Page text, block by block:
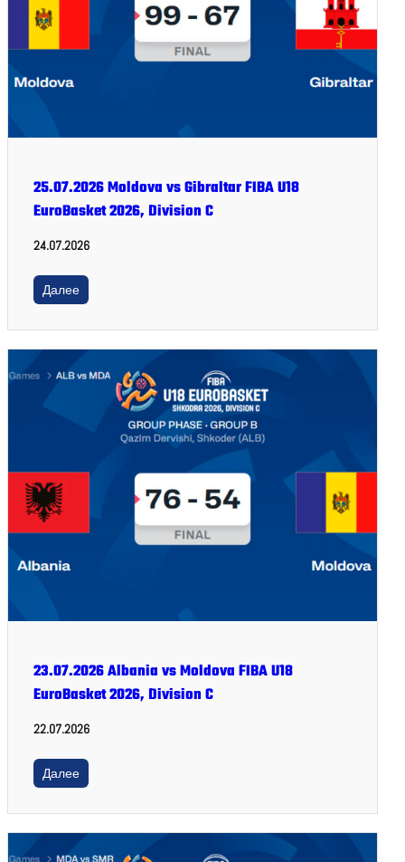
25.07.2026 Moldova vs Gibraltar FIBA U18
EuroBasket 2026, Division C
24.07.2026
Далее
23.07.2026 Albania vs Moldova FIBA U18
EuroBasket 2026, Division C
22.07.2026
Далее